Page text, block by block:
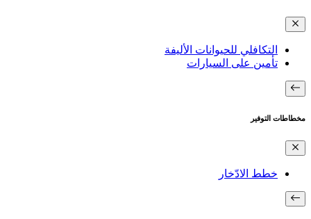
التكافلي للحيوانات الأليفة
تأمين على السيارات
مخطاطات التوفير
خطط الادّخار